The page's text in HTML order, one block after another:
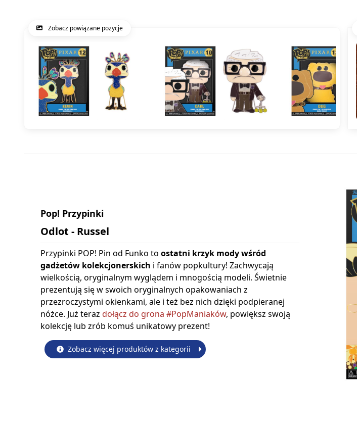
Zobacz powiązane pozycje
Pop! Przypinki
Odlot - Russel
Przypinki POP! Pin od Funko to ostatni krzyk mody wśród
gadżetów kolekcjonerskich i fanów popkultury! Zachwycają
wielkością, oryginalnym wyglądem i mnogością modeli. Świetnie
prezentują się w swoich oryginalnych opakowaniach z
przezroczystymi okienkami, ale i też bez nich dzięki podpieranej
nóżce. Już teraz dołącz do grona #PopManiaków, powiększ swoją
kolekcję lub zrób komuś unikatowy prezent!
Zobacz więcej produktów z kategorii